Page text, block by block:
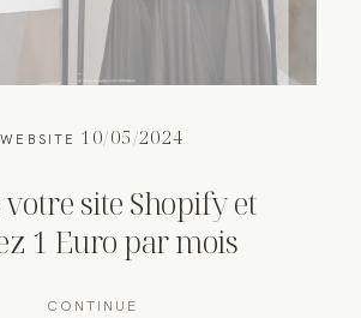
WEBSITE 10/05/2024
votre site Shopify et
1 Euro par mois
CONTINUE